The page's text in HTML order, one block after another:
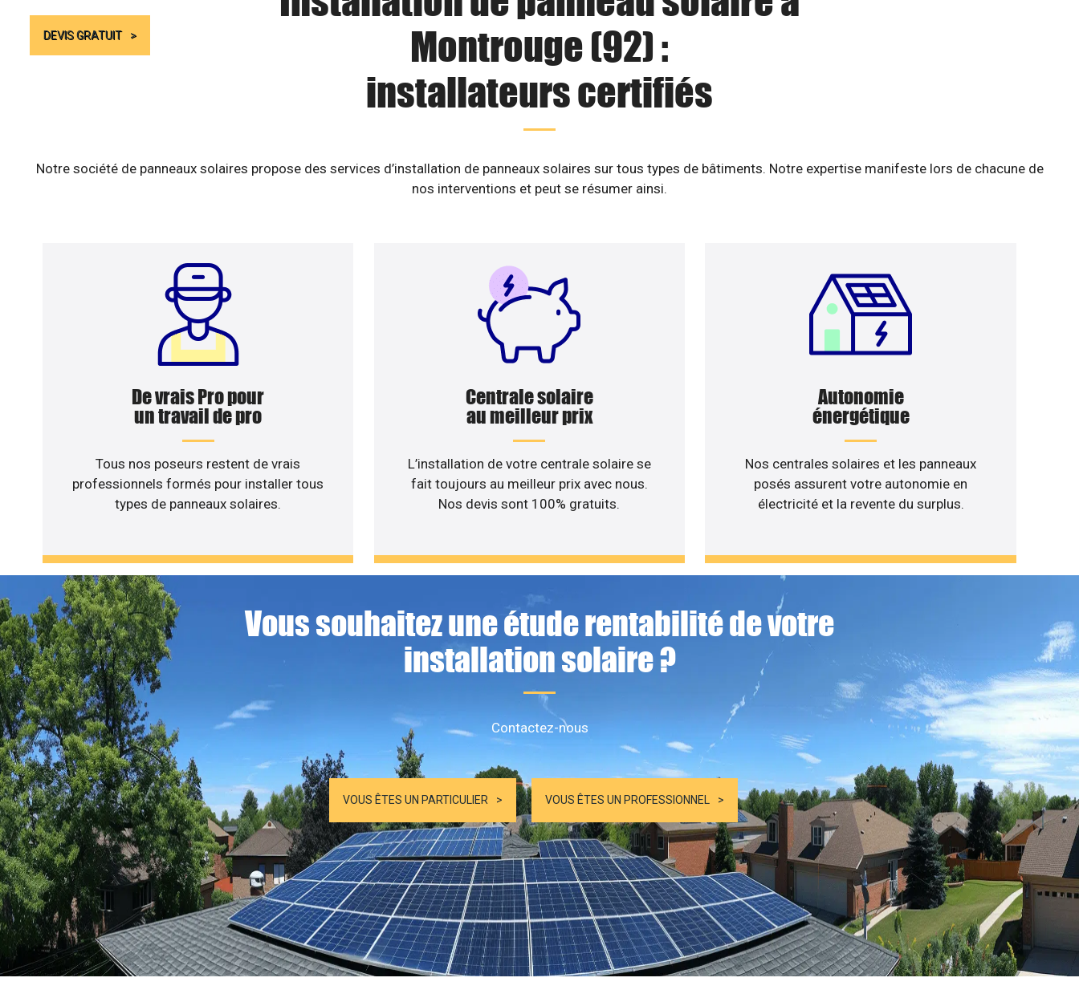
DEVIS GRATUIT
Montrouge (92) :
installateurs certifiés
Notre société de panneaux solaires propose des services d’installation de panneaux solaires sur tous types de bâtiments. Notre expertise manifeste lors de chacune de
nos interventions et peut se résumer ainsi.
De vrais Pro pour
un travail de pro
Tous nos poseurs restent de vrais
professionnels formés pour installer tous
types de panneaux solaires.
Centrale solaire
au meilleur prix
L’installation de votre centrale solaire se
fait toujours au meilleur prix avec nous.
Nos devis sont 100% gratuits.
Autonomie
énergétique
Nos centrales solaires et les panneaux
posés assurent votre autonomie en
électricité et la revente du surplus.
Vous souhaitez une étude rentabilité de votre
installation solaire ?
Contactez-nous
VOUS ÊTES UN PARTICULIER VOUS ÊTES UN PROFESSIONNEL